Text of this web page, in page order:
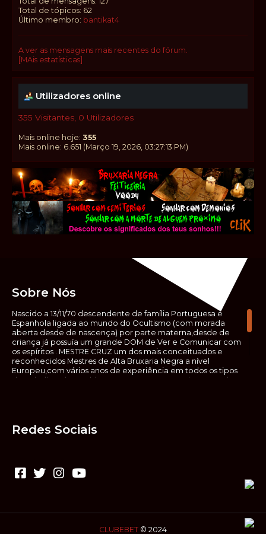
Total de tópicos: 62
Último membro: bantikat4
A ver as mensagens mais recentes do fórum.
[MAis estatísticas]
Utilizadores online
355 Visitantes, 0 Utilizadores
Mais online hoje: 355
Mais online: 6.651 (Março 19, 2026, 03:27:13 PM)
Sobre Nós
Nascido a 13/11/70 descendente de família Portuguesa e
Espanhola ligada ao mundo do Ocultismo (com morada
aberta desde de nascença) por parte materna,desde de
criança já possuía um grande DOM de Ver e Comunicar com
os espíritos . MESTRE CRUZ um dos mais conceituados e
reconhecidos Mestres de Alta Bruxaria Negra a nível
Europeu,com vários anos de experiência em todos os tipos
de trabalhos de Ocultismo. Escreveu os seus saberes ocultos
não o faça sem precauções e sem possuir a devida
poderão causar danos. Consultai por isso sempre um
(médium) conhecedor, quando se trata de fazer trabalhos
Redes Sociais
CLUBEBET © 2024